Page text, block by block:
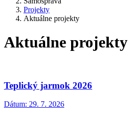
Projekty
Aktuálne projekty
Aktuálne projekty
Teplický jarmok 2026
Dátum: 29. 7. 2026